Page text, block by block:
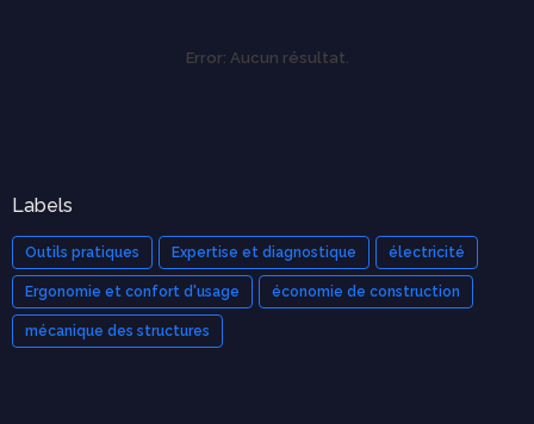
Error: Aucun résultat.
Labels
Outils pratiques Expertise et diagnostique électricité
Ergonomie et confort d'usage économie de construction
mécanique des structures